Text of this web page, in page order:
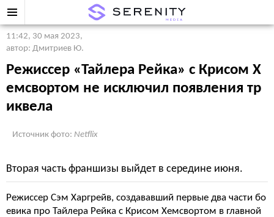
11:42, 30 мая 2023,
автор: Дмитриев Ю.
Режиссер «Тайлера Рейка» с Крисом Х
емсвортом не исключил появления тр
иквела
Источник фото: Netflix
Вторая часть франшизы выйдет в середине июня.
Режиссер Сэм Харгрейв, создававший первые два части бо
евика про Тайлера Рейка с Крисом Хемсвортом в главной